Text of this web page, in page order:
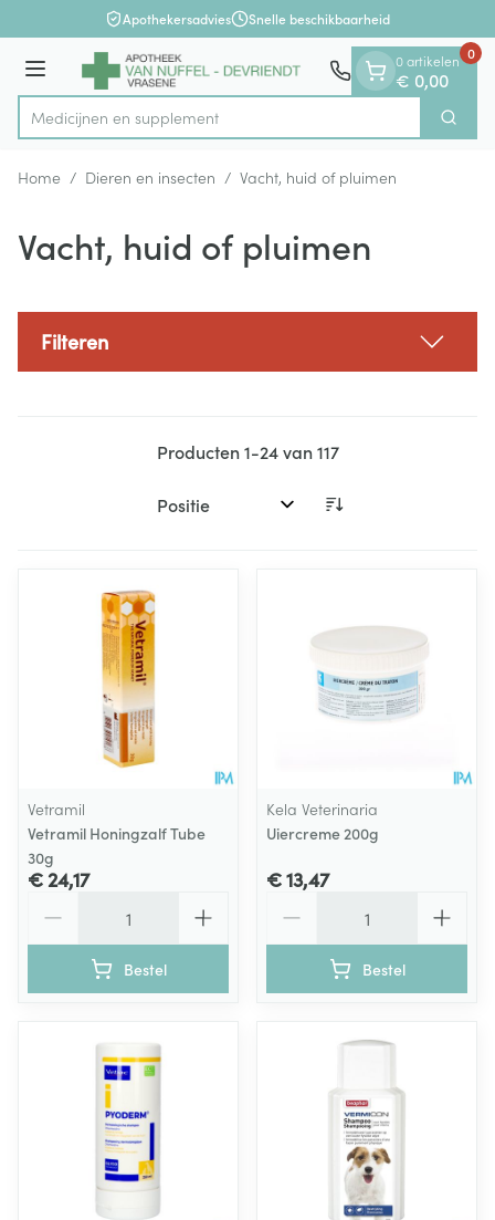
Ga naar de inhoudApothekersadvies Snelle beschikbaarheid
Menu
Product, merk, categorie...
Medicij Zoek
0 artikelen
€ 0,00
0
Home / Dieren en insecten / Vacht, huid of pluimen
Vacht, huid of pluimen
Filteren
Producten1-24van117
Sorteer op:
Vetramil
Vetramil Honingzalf Tube
30g
€ 24,17
Bestel
Kela Veterinaria
Uiercreme 200g
€ 13,47
Bestel